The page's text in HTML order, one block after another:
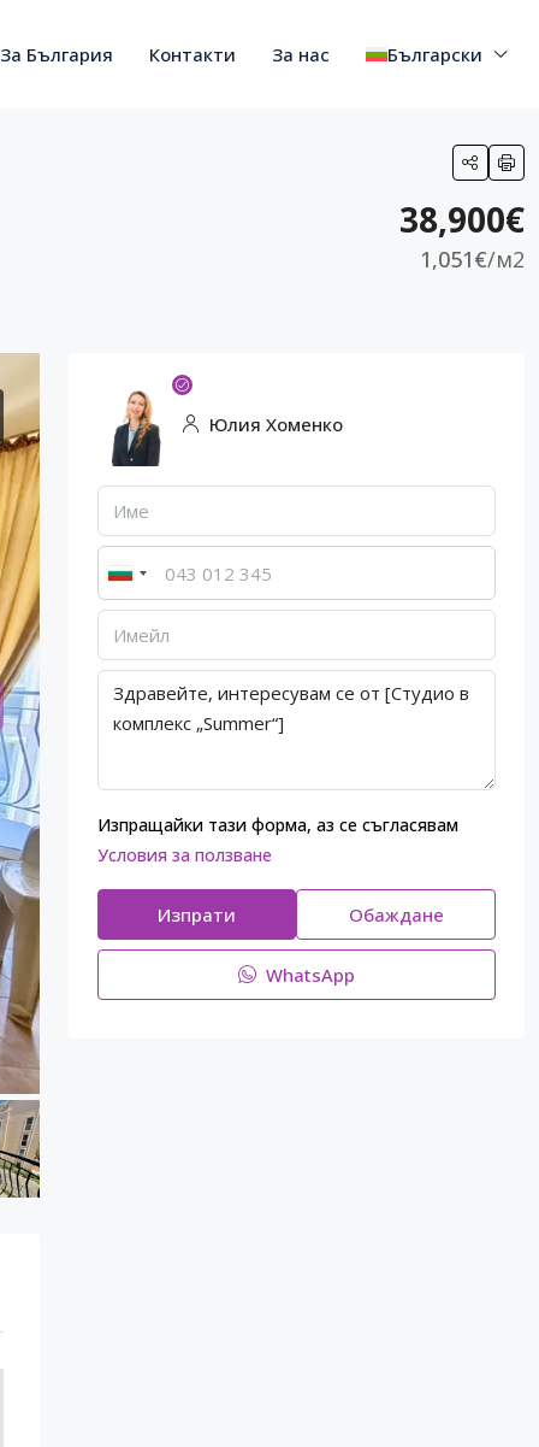
За България Контакти За нас Български
38,900€
1,051€/м2
Юлия Хоменко
Изпращайки тази форма, аз се съгласявам
Условия за ползване
Изпрати Обаждане
WhatsApp